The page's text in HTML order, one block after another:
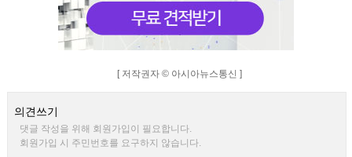
[ 저작권자 © 아시아뉴스통신 ]
의견쓰기
댓글 작성을 위해 회원가입이 필요합니다.
회원가입 시 주민번호를 요구하지 않습니다.